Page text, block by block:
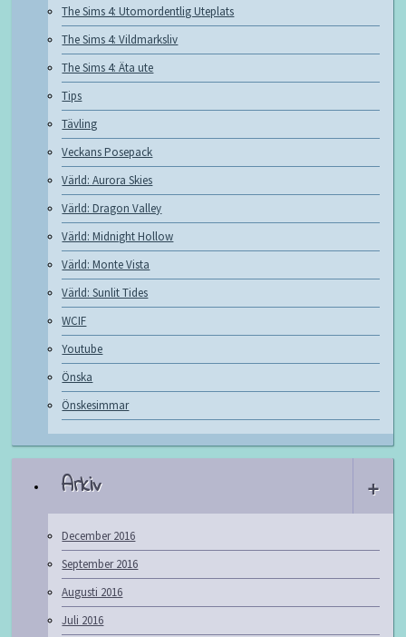
The Sims 4: Utomordentlig Uteplats
The Sims 4: Vildmarksliv
The Sims 4: Äta ute
Tips
Tävling
Veckans Posepack
Värld: Aurora Skies
Värld: Dragon Valley
Värld: Midnight Hollow
Värld: Monte Vista
Värld: Sunlit Tides
WCIF
Youtube
Önska
Önskesimmar
Arkiv +
December 2016
September 2016
Augusti 2016
Juli 2016